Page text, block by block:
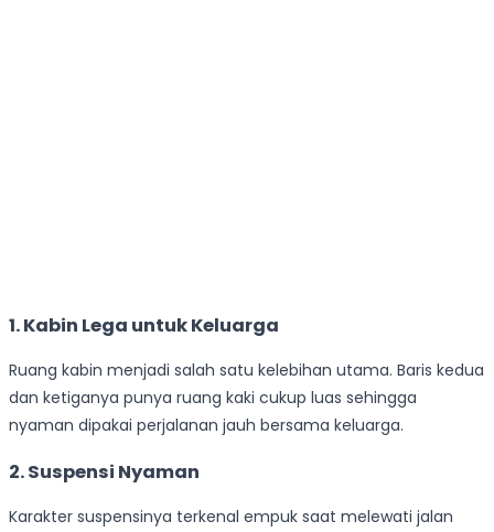
1. Kabin Lega untuk Keluarga
Ruang kabin menjadi salah satu kelebihan utama. Baris kedua
dan ketiganya punya ruang kaki cukup luas sehingga
nyaman dipakai perjalanan jauh bersama keluarga.
2. Suspensi Nyaman
Karakter suspensinya terkenal empuk saat melewati jalan